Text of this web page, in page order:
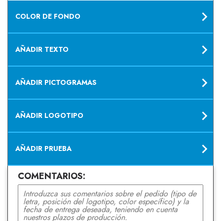
COLOR DE FONDO
AÑADIR TEXTO
AÑADIR PICTOGRAMAS
AÑADIR LOGOTIPO
AÑADIR PRUEBA
COMENTARIOS: